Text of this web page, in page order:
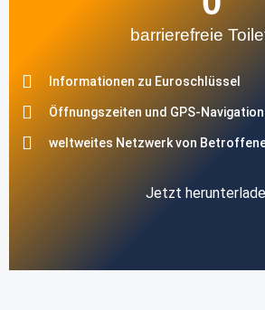
barrierefreie
Informationen zu Euroschlüssel
Öffnungszeiten und GPS-Navigation
weltweites Netzwerk von
Jetzt